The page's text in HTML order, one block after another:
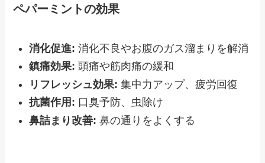
ペパーミントの効果
消化促進: 消化不良やお腹のガス溜まりを解消
鎮痛効果: 頭痛や筋肉痛の緩和
リフレッシュ効果: 集中力アップ、疲労回復
抗菌作用: 口臭予防、虫除け
鼻詰まり改善: 鼻の通りをよくする